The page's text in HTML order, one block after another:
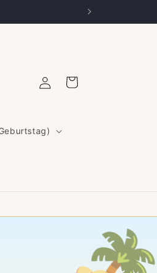
EinloggenWarenkorb